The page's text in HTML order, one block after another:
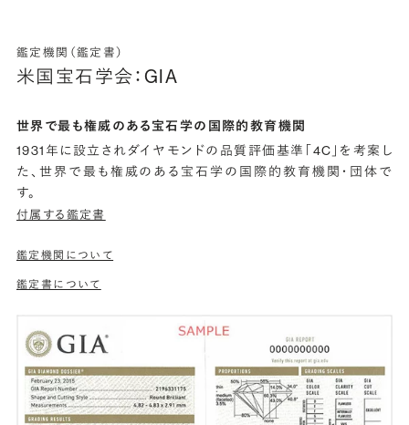
鑑定機関（鑑定書）
米国宝石学会：GIA
世界で最も権威のある宝石学の国際的教育機関
1931年に設立されダイヤモンドの品質評価基準「4C」を考案し
た、世界で最も権威のある宝石学の国際的教育機関・団体で
す。
付属する鑑定書
鑑定機関について
鑑定書について